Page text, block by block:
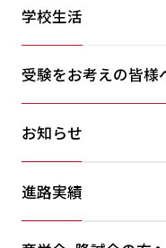
学校生活
受験をお考えの皆様
お知らせ
進路実績